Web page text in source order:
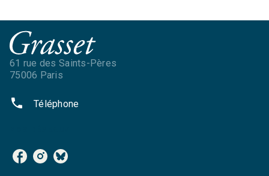
61 rue des Saints-Pères
75006 Paris
phone Téléphone